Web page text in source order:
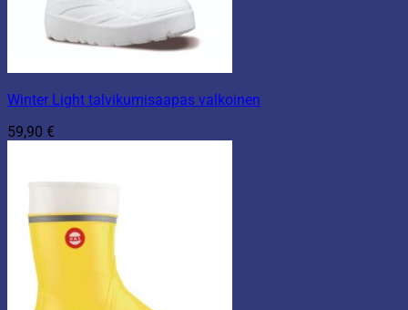
Winter Light talvikumisaapas valkoinen
59,90 €